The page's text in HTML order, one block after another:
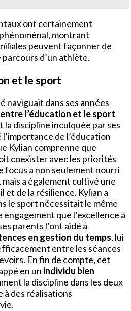
ont certainement
montrant
peuvent façonner de
d’un athlète.
et le sport
naviguait dans ses années
l’éducation et le sport
discipline inculquée par ses
de l’éducation
Kylian comprenne que
coexister avec les priorités
focus a non seulement nourri
a également cultivé une
et de la résilience. Kylian a
le sport nécessitait le même
que l’excellence à
parents l’ont aidé à
en gestion du temps, lui
entre les séances
En fin de compte, cet
en un individu bien
la discipline dans les deux
à des réalisations